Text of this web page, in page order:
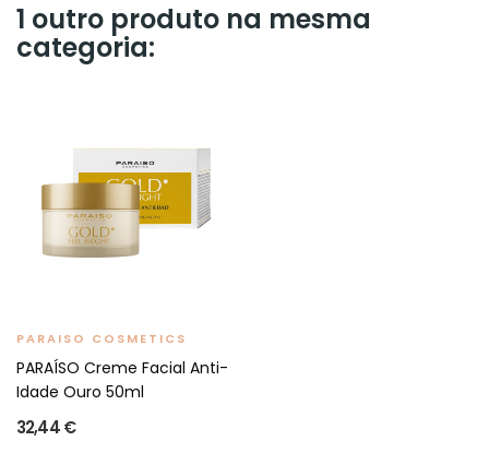
1 outro produto na mesma
categoria:
PARAISO COSMETICS
PARAÍSO Creme Facial Anti-
Idade Ouro 50ml
32,44 €